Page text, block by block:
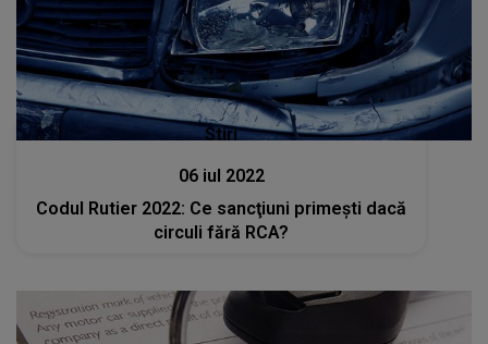
Stiri
06 iul 2022
Codul Rutier 2022: Ce sancţiuni primeşti dacă
circuli fără RCA?